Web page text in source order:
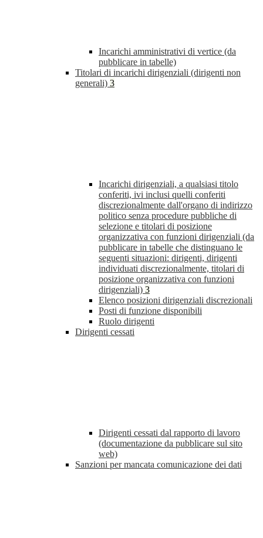
Incarichi amministrativi di vertice (da
pubblicare in tabelle)
Titolari di incarichi dirigenziali (dirigenti non
generali) 3
Incarichi dirigenziali, a qualsiasi titolo
conferiti, ivi inclusi quelli conferiti
discrezionalmente dall'organo di indirizzo
politico senza procedure pubbliche di
selezione e titolari di posizione
organizzativa con funzioni dirigenziali (da
pubblicare in tabelle che distinguano le
seguenti situazioni: dirigenti, dirigenti
individuati discrezionalmente, titolari di
posizione organizzativa con funzioni
dirigenziali) 3
Elenco posizioni dirigenziali discrezionali
Posti di funzione disponibili
Ruolo dirigenti
Dirigenti cessati
Dirigenti cessati dal rapporto di lavoro
(documentazione da pubblicare sul sito
web)
Sanzioni per mancata comunicazione dei dati